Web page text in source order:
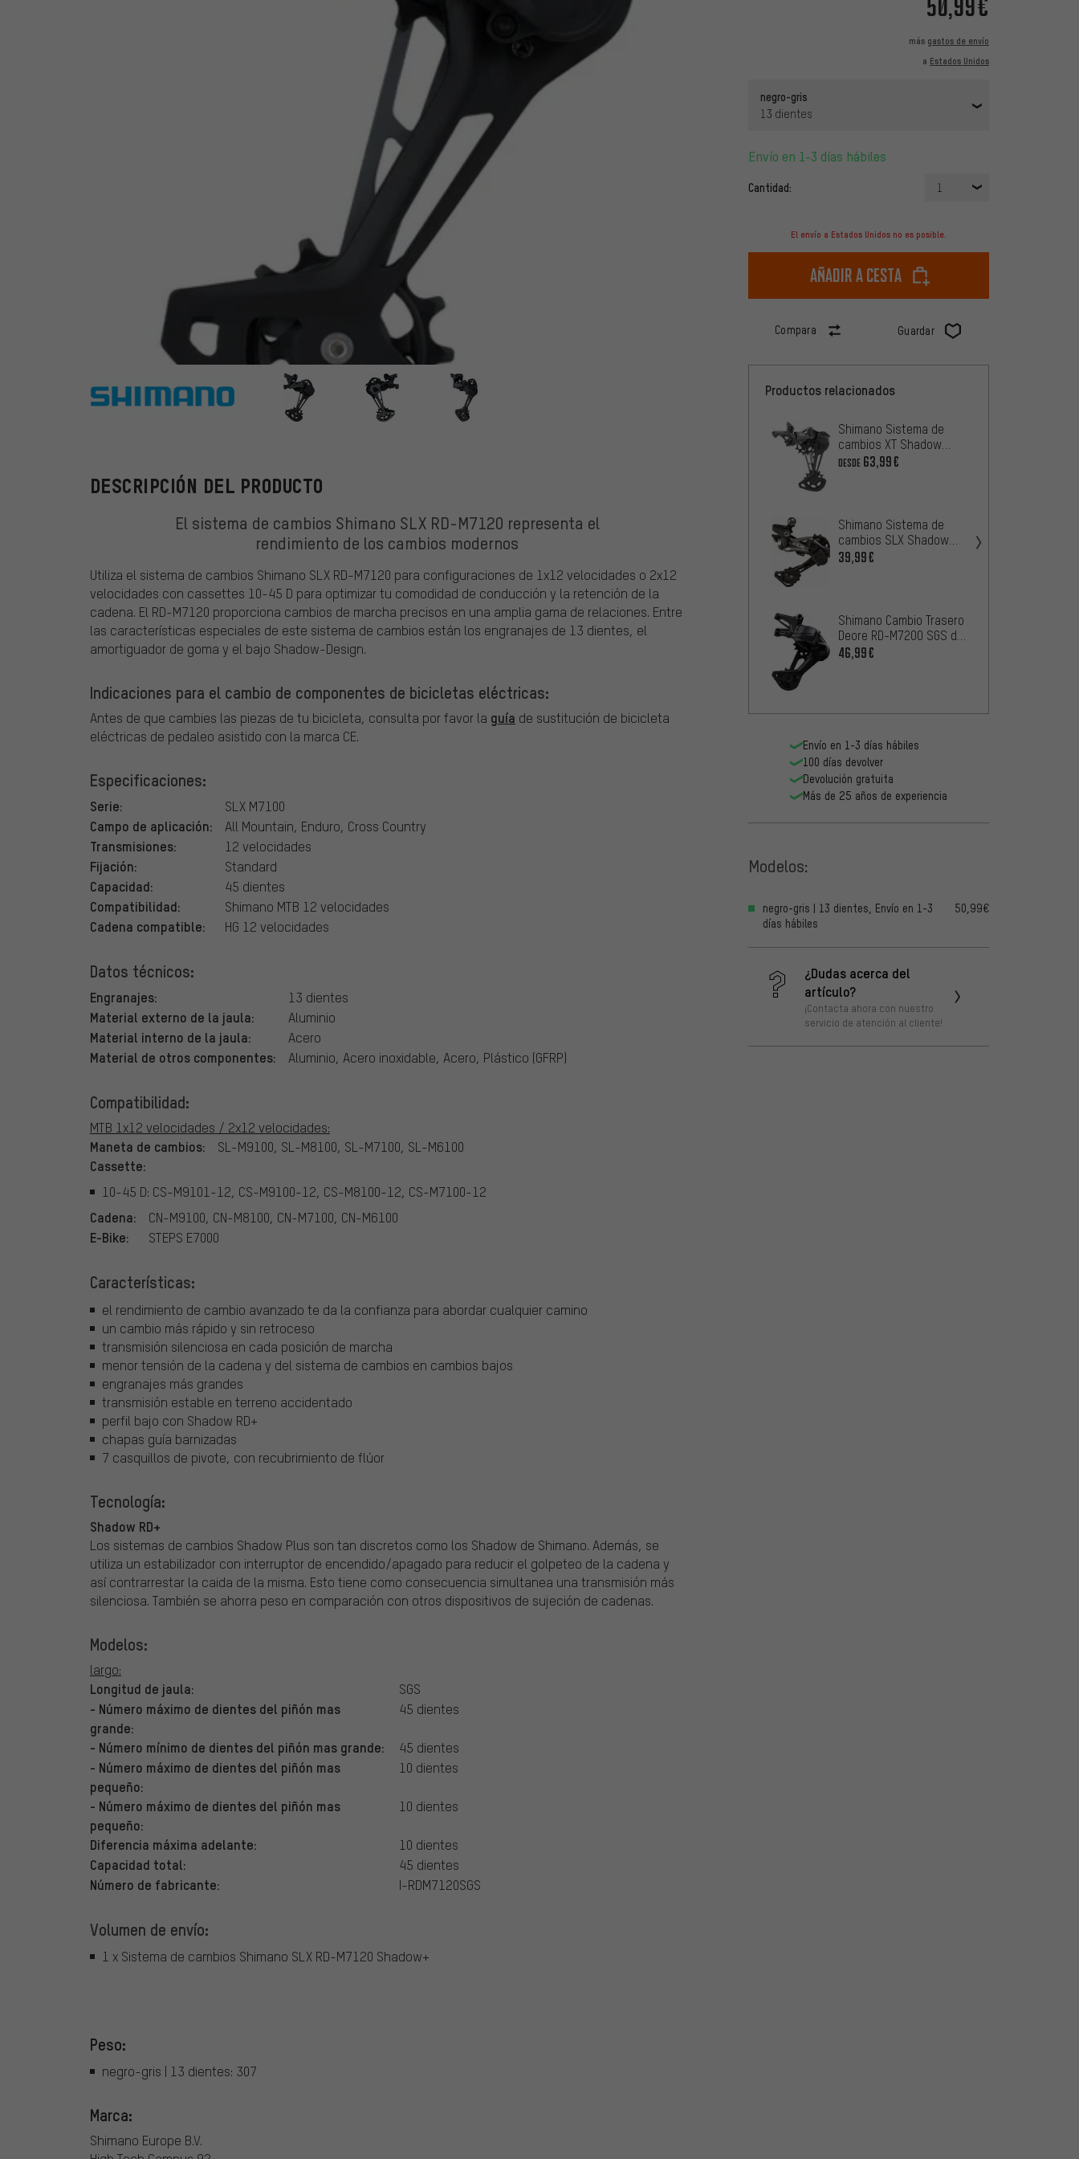
más gastos de envío
a Estados Unidos
negro-gris
13 dientes
Envío en 1-3 días hábiles
Cantidad: 1
El envío a Estados Unidos no es posible.
Añadir a cesta
Compara Guardar
Shimano
DESCRIPCIÓN DEL PRODUCTO
El sistema de cambios Shimano SLX RD-M7120 representa el
rendimiento de los cambios modernos
Utiliza el sistema de cambios Shimano SLX RD-M7120 para configuraciones de 1x12 velocidades o 2x12
velocidades con cassettes 10-45 D para optimizar tu comodidad de conducción y la retención de la
cadena. El RD-M7120 proporciona cambios de marcha precisos en una amplia gama de relaciones. Entre
las características especiales de este sistema de cambios están los engranajes de 13 dientes, el
amortiguador de goma y el bajo Shadow-Design.
Indicaciones para el cambio de componentes de bicicletas eléctricas:
Antes de que cambies las piezas de tu bicicleta, consulta por favor la guía de sustitución de bicicleta
eléctricas de pedaleo asistido con la marca CE.
Especificaciones:
Serie: SLX M7100
Campo de aplicación: All Mountain, Enduro, Cross Country
Transmisiones: 12 velocidades
Fijación: Standard
Capacidad: 45 dientes
Compatibilidad: Shimano MTB 12 velocidades
Cadena compatible: HG 12 velocidades
Datos técnicos:
Engranajes: 13 dientes
Material externo de la jaula: Aluminio
Material interno de la jaula: Acero
Material de otros componentes: Aluminio, Acero inoxidable, Acero, Plástico (GFRP)
Compatibilidad:
MTB 1x12 velocidades / 2x12 velocidades:
Maneta de cambios: SL-M9100, SL-M8100, SL-M7100, SL-M6100
Cassette:
10-45 D: CS-M9101-12, CS-M9100-12, CS-M8100-12, CS-M7100-12
Cadena: CN-M9100, CN-M8100, CN-M7100, CN-M6100
E-Bike: STEPS E7000
Características:
el rendimiento de cambio avanzado te da la confianza para abordar cualquier camino
un cambio más rápido y sin retroceso
transmisión silenciosa en cada posición de marcha
menor tensión de la cadena y del sistema de cambios en cambios bajos
engranajes más grandes
transmisión estable en terreno accidentado
perfil bajo con Shadow RD+
chapas guía barnizadas
7 casquillos de pivote, con recubrimiento de flúor
Tecnología:
Shadow RD+
Los sistemas de cambios Shadow Plus son tan discretos como los Shadow de Shimano. Además, se
utiliza un estabilizador con interruptor de encendido/apagado para reducir el golpeteo de la cadena y
así contrarrestar la caida de la misma. Esto tiene como consecuencia simultanea una transmisión más
silenciosa. También se ahorra peso en comparación con otros dispositivos de sujeción de cadenas.
Modelos:
largo:
Longitud de jaula: SGS
- Número máximo de dientes del piñón mas
grande:
45 dientes
- Número mínimo de dientes del piñón mas grande: 45 dientes
- Número máximo de dientes del piñón mas
pequeño:
10 dientes
- Número máximo de dientes del piñón mas
pequeño:
10 dientes
Diferencia máxima adelante: 10 dientes
Capacidad total: 45 dientes
Número de fabricante: I-RDM7120SGS
Volumen de envío:
1 x Sistema de cambios Shimano SLX RD-M7120 Shadow+
Peso:
negro-gris | 13 dientes: 307
Marca:
Shimano Europe B.V.
Productos relacionados
Shimano Sistema de
cambios XT Shadow
Plus RD-M8100 12
DESDE 63,99€
Shimano Sistema de
cambios SLX Shadow
Plus RD-M7000-11 11
39,99€
Shimano Cambio Trasero
Deore RD-M7200 SGS de
12 Velocidades
46,99€
Envío en 1-3 días hábiles
100 días devolver
Devolución gratuita
Más de 25 años de experiencia
Modelos:
negro-gris | 13 dientes, Envío en 1-3
días hábiles
50,99€
¿Dudas acerca del
artículo?
¡Contacta ahora con nuestro
servicio de atención al cliente!